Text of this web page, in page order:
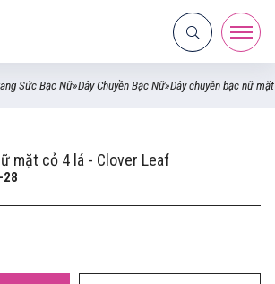
Sức Bạc Nữ»Dây Chuyền Bạc Nữ»Dây chuyền bạc nữ
mặt cỏ 4 lá - Clover Leaf
28